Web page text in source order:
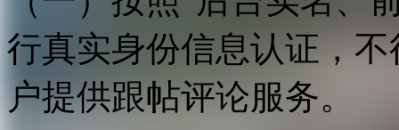
行真实身份信息认证，
户提供跟帖评论服务。